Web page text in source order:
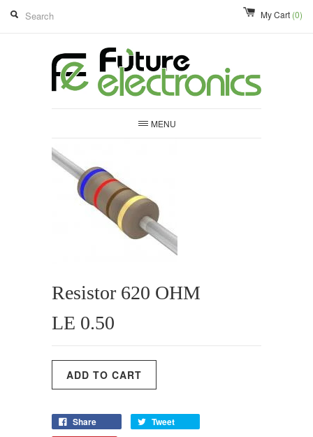
My Cart (0)
MENU
Resistor 620 OHM
LE 0.50
Share
Tweet